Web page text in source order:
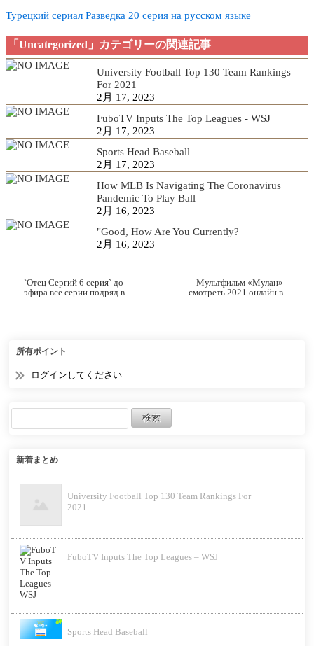
Турецкий сериал Разведка 20 серия на русском языке
「Uncategorized」カテゴリーの関連記事
University Football Top 130 Team Rankings
For 2021
2月 17, 2023
FuboTV Inputs The Top Leagues - WSJ
2月 17, 2023
Sports Head Baseball
2月 17, 2023
How MLB Is Navigating The Coronavirus
Pandemic To Play Ball
2月 16, 2023
"Good, How Are You Currently?
2月 16, 2023
`Отец Сергий 6 серия` до
эфира все серии подряд в
Мультфильм «Мулан»
смотреть 2021 онлайн в
所有ポイント
ログインしてください
新着まとめ
University Football Top 130 Team Rankings For
2021
FuboTV Inputs The Top Leagues – WSJ
Sports Head Baseball